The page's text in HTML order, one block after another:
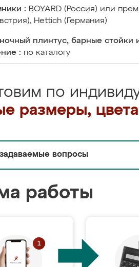
: BOYARD (Россия) или
Hettich (Германия)
плинтус, барные стойки
: по каталогу
по
размеры,
вопросы
работы